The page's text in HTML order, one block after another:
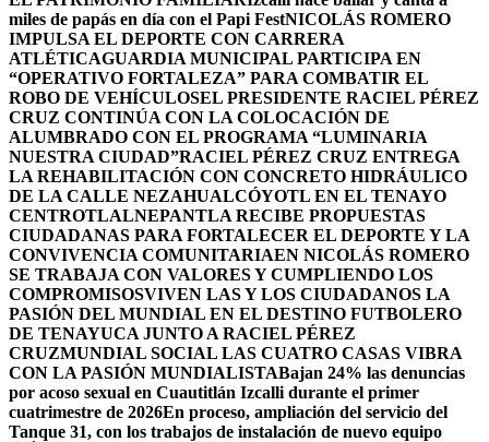
miles de papás en día con el Papi FestNICOLÁS ROMERO
IMPULSA EL DEPORTE CON CARRERA
ATLÉTICAGUARDIA MUNICIPAL PARTICIPA EN
“OPERATIVO FORTALEZA” PARA COMBATIR EL
ROBO DE VEHÍCULOSEL PRESIDENTE RACIEL PÉREZ
CRUZ CONTINÚA CON LA COLOCACIÓN DE
ALUMBRADO CON EL PROGRAMA “LUMINARIA
NUESTRA CIUDAD”RACIEL PÉREZ CRUZ ENTREGA
LA REHABILITACIÓN CON CONCRETO HIDRÁULICO
DE LA CALLE NEZAHUALCÓYOTL EN EL TENAYO
CENTROTLALNEPANTLA RECIBE PROPUESTAS
CIUDADANAS PARA FORTALECER EL DEPORTE Y LA
CONVIVENCIA COMUNITARIAEN NICOLÁS ROMERO
SE TRABAJA CON VALORES Y CUMPLIENDO LOS
COMPROMISOSVIVEN LAS Y LOS CIUDADANOS LA
PASIÓN DEL MUNDIAL EN EL DESTINO FUTBOLERO
DE TENAYUCA JUNTO A RACIEL PÉREZ
CRUZMUNDIAL SOCIAL LAS CUATRO CASAS VIBRA
CON LA PASIÓN MUNDIALISTABajan 24% las denuncias
por acoso sexual en Cuautitlán Izcalli durante el primer
cuatrimestre de 2026En proceso, ampliación del servicio del
Tanque 31, con los trabajos de instalación de nuevo equipo